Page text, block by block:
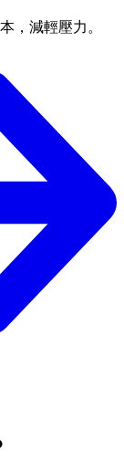
，減輕壓力。